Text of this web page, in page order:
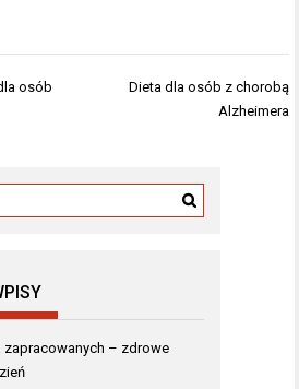
osób
Dieta dla osób z chorobą
Alzheimera
zapracowanych – zdrowe